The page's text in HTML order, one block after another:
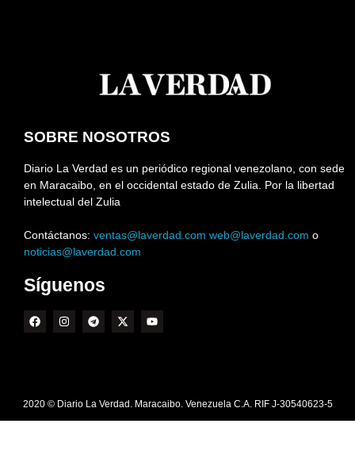
SOBRE NOSOTROS
Diario La Verdad es un periódico regional venezolano, con sede
en Maracaibo, en el occidental estado de Zulia. Por la libertad
intelectual del Zulia
Contáctanos: ventas@laverdad.com web@laverdad.com o
noticias@laverdad.com
Síguenos
2020 © Diario La Verdad. Maracaibo. Venezuela C.A. RIF J-30540623-5